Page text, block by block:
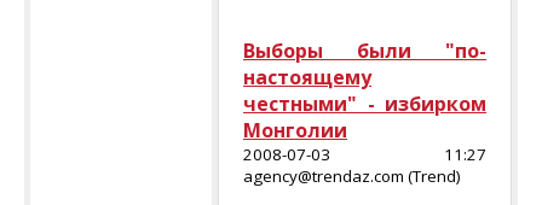
Выборы были "по-
настоящему
честными" - избирком
Монголии
2008-07-03 11:27
agency@trendaz.com (Trend)